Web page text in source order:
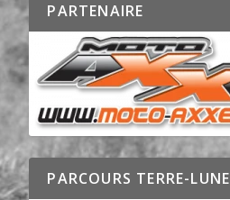
PARTENAIRE
PARCOURS TERRE-LUNE